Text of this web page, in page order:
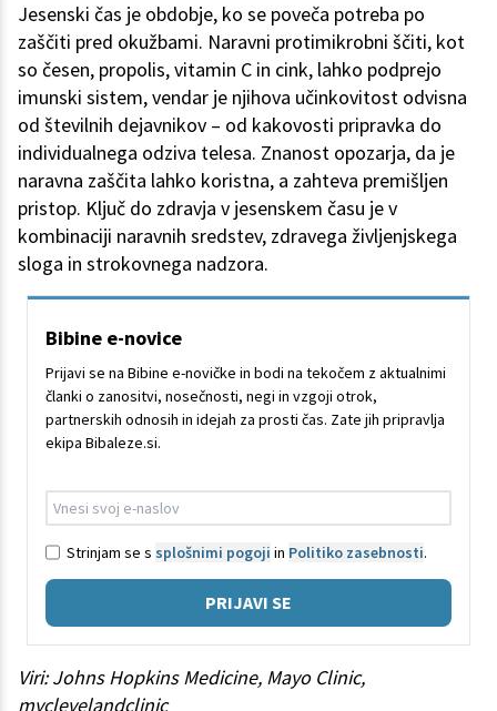
Jesenski čas je obdobje, ko se poveča potreba po
zaščiti pred okužbami. Naravni protimikrobni ščiti, kot
so česen, propolis, vitamin C in cink, lahko podprejo
imunski sistem, vendar je njihova učinkovitost odvisna
od številnih dejavnikov – od kakovosti pripravka do
individualnega odziva telesa. Znanost opozarja, da je
naravna zaščita lahko koristna, a zahteva premišljen
pristop. Ključ do zdravja v jesenskem času je v
kombinaciji naravnih sredstev, zdravega življenjskega
sloga in strokovnega nadzora.
Bibine e-novice
Prijavi se na Bibine e-novičke in bodi na tekočem z aktualnimi
članki o zanositvi, nosečnosti, negi in vzgoji otrok,
partnerskih odnosih in idejah za prosti čas. Zate jih pripravlja
ekipa Bibaleze.si.
Strinjam se s splošnimi pogoji in Politiko zasebnosti.
PRIJAVI SE
Viri: Johns Hopkins Medicine, Mayo Clinic,
myclevelandclinic